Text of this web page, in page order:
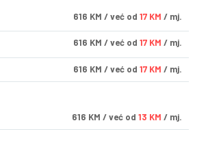
616 KM / već od 17 KM / mj.
616 KM / već od 17 KM / mj.
616 KM / već od 17 KM / mj.
616 KM / već od 13 KM / mj.